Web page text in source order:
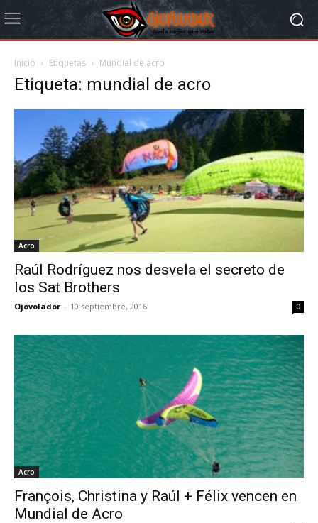
Inicio Etiquetas Mundial de acro
Etiqueta: mundial de acro
Acro
Raúl Rodríguez nos desvela el secreto de
los Sat Brothers
Ojovolador - 10 septiembre, 2016 0
Acro
François, Christina y Raúl + Félix vencen en
Mundial de Acro